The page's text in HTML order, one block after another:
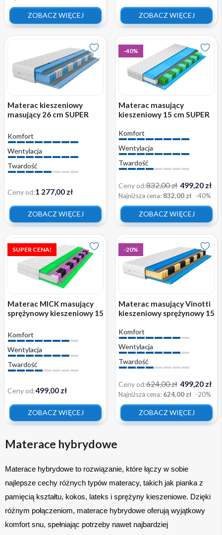
ZOBACZ WIĘCEJ ZOBACZ WIĘCEJ
Materac kieszeniowy
masujący 26 cm SUPER
Komfort
Wentylacja
Twardość
Ceny od:1 277,00 zł
ZOBACZ WIĘCEJ
-40%
Materac masujący
kieszeniowy 15 cm SUPER
pokrowcem
Komfort
Wentylacja
Twardość
Ceny od:832,00 zł 499,20 zł
Najniższa cena: 832,00 zł -40%
ZOBACZ WIĘCEJ
SUPER CENA!
Materac MICK masujący
sprężynowy kieszeniowy 15
H3
Komfort
Wentylacja
Twardość
Ceny od:499,00 zł
ZOBACZ WIĘCEJ
-20%
Materac masujący Vinotti
kieszeniowy sprężynowy 15
H3
Komfort
Wentylacja
Twardość
Ceny od:624,00 zł 499,20 zł
Najniższa cena: 624,00 zł -20%
ZOBACZ WIĘCEJ
Materace hybrydowe
Materace hybrydowe to rozwiązanie, które łączy w sobie
najlepsze cechy różnych typów materacy, takich jak pianka z
pamięcią kształtu, kokos, lateks i sprężyny kieszeniowe. Dzięki
różnym połączeniom, materace hybrydowe oferują wyjątkowy
komfort snu, spełniając potrzeby nawet najbardziej